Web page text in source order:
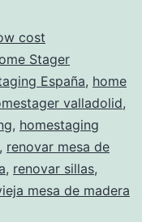
de
comedor
cost
Stager
España, home
valladolid,
, homestaging
, renovar mesa de
, renovar sillas,
mesa de madera